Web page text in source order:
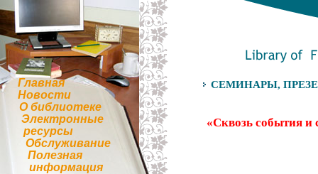
Главная
Новости
О библиотеке
Электронные
ресурсы
Обслуживание
Полезная
информация
СЕМИНАРЫ,
«Сквозь события и